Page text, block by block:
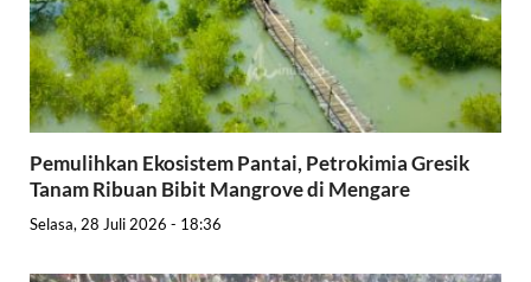
Pemulihkan Ekosistem Pantai, Petrokimia Gresik
Tanam Ribuan Bibit Mangrove di Mengare
Selasa, 28 Juli 2026 - 18:36